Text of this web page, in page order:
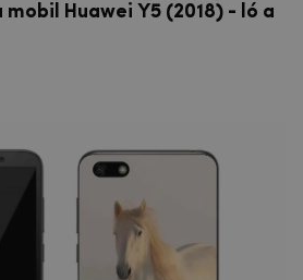
Huawei Y5 (2018) - ló a